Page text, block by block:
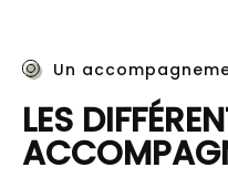
Un
LES